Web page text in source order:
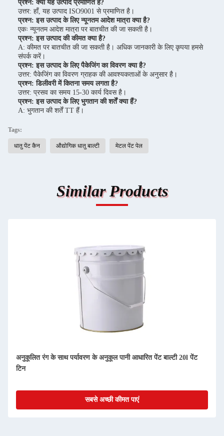
प्रश्न: क्या यह उत्पाद प्रमाणित है?
उत्तर: हाँ, यह उत्पाद ISO9001 से प्रमाणित है।
प्रश्न: इस उत्पाद के लिए न्यूनतम आदेश मात्रा क्या है?
एकः न्यूनतम आदेश मात्रा पर बातचीत की जा सकती है।
प्रश्न: इस उत्पाद की कीमत क्या है?
A: कीमत पर बातचीत की जा सकती है। अधिक जानकारी के लिए कृपया हमसे
संपर्क करें।
प्रश्न: इस उत्पाद के लिए पैकेजिंग का विवरण क्या है?
उत्तर: पैकेजिंग का विवरण ग्राहक की आवश्यकताओं के अनुसार है।
प्रश्न: डिलीवरी में कितना समय लगता है?
उत्तर: प्रसव का समय 15-30 कार्य दिवस है।
प्रश्न: इस उत्पाद के लिए भुगतान की शर्तें क्या हैं?
A: भुगतान की शर्तें TT हैं।
Tags:
धातु पेंट कैन औद्योगिक धातु बाल्टी मेटल पेंट पेल
Similar Products
अनुकूलित रंग के साथ पर्यावरण के अनुकूल पानी आधारित पेंट बाल्टी 20l पेंट
टिन
सबसे अच्छी कीमत पाएं